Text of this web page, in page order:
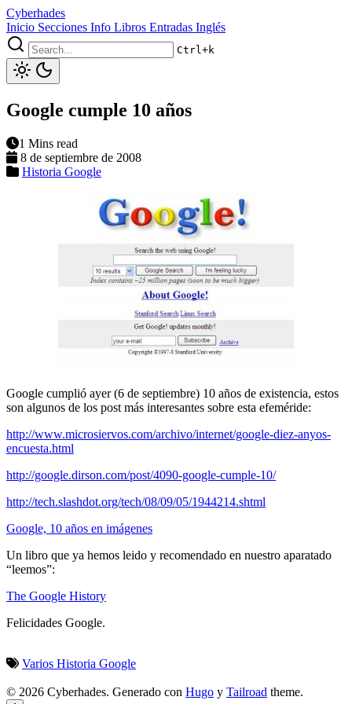
Cyberhades
Inicio Secciones Info Libros Entradas Inglés
Ctrl+k
Google cumple 10 años
1 Mins read
8 de septiembre de 2008
Historia Google
Google cumplió ayer (6 de septiembre) 10 años de existencia, estos
son algunos de los post más interesantes sobre esta efeméride:
http://www.microsiervos.com/archivo/internet/google-diez-anyos-
encuesta.html
http://google.dirson.com/post/4090-google-cumple-10/
http://tech.slashdot.org/tech/08/09/05/1944214.shtml
Google, 10 años en imágenes
Un libro que ya hemos leido y recomendado en nuestro aparatado
“leemos”:
The Google History
Felicidades Google.
Varios Historia Google
© 2026 Cyberhades. Generado con Hugo y Tailroad theme.